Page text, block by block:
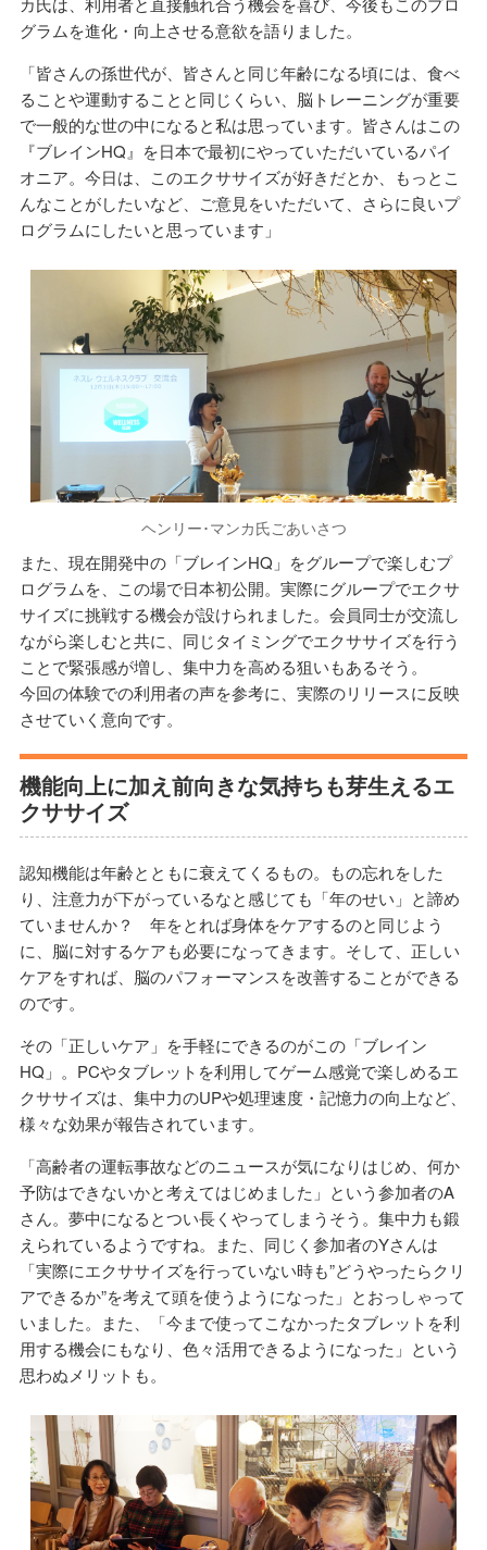
グラムを進化・向上させる意欲を語りました。
「皆さんの孫世代が、皆さんと同じ年齢になる頃には、食べ
ることや運動することと同じくらい、脳トレーニングが重要
で一般的な世の中になると私は思っています。皆さんはこの
『ブレインHQ』を日本で最初にやっていただいているパイ
オニア。今日は、このエクササイズが好きだとか、もっとこ
んなことがしたいなど、ご意見をいただいて、さらに良いプ
ログラムにしたいと思っています」
ヘンリー･マンカ氏ごあいさつ
また、現在開発中の「ブレインHQ」をグループで楽しむプ
ログラムを、この場で日本初公開。実際にグループでエクサ
サイズに挑戦する機会が設けられました。会員同士が交流し
ながら楽しむと共に、同じタイミングでエクササイズを行う
ことで緊張感が増し、集中力を高める狙いもあるそう。
今回の体験での利用者の声を参考に、実際のリリースに反映
させていく意向です。
機能向上に加え前向きな気持ちも芽生えるエ
クササイズ
認知機能は年齢とともに衰えてくるもの。もの忘れをした
り、注意力が下がっているなと感じても「年のせい」と諦め
ていませんか？ 年をとれば身体をケアするのと同じよう
に、脳に対するケアも必要になってきます。そして、正しい
ケアをすれば、脳のパフォーマンスを改善することができる
のです。
その「正しいケア」を手軽にできるのがこの「ブレイン
HQ」。PCやタブレットを利用してゲーム感覚で楽しめるエ
クササイズは、集中力のUPや処理速度・記憶力の向上など、
様々な効果が報告されています。
「高齢者の運転事故などのニュースが気になりはじめ、何か
予防はできないかと考えてはじめました」という参加者のA
さん。夢中になるとつい長くやってしまうそう。集中力も鍛
えられているようですね。また、同じく参加者のYさんは
「実際にエクササイズを行っていない時も”どうやったらクリ
アできるか”を考えて頭を使うようになった」とおっしゃって
いました。また、「今まで使ってこなかったタブレットを利
用する機会にもなり、色々活用できるようになった」という
思わぬメリットも。